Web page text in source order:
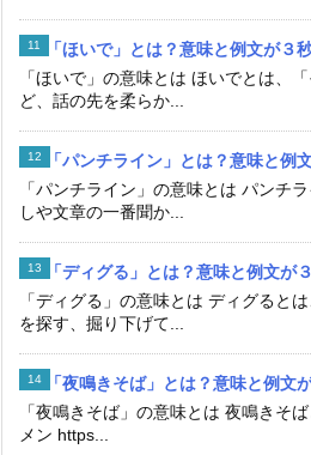
「ほいで」とは？意味と例文が３
「ほいで」の意味とは ほいでとは、
ど、話の先を柔らか...
「パンチライン」とは？意味と例
「パンチライン」の意味とは パンチ
しや文章の一番聞か...
「ディグる」とは？意味と例文が
「ディグる」の意味とは ディグると
を探す、掘り下げて...
「夜鳴きそば」とは？意味と例文
「夜鳴きそば」の意味とは 夜鳴きそ
メン https...